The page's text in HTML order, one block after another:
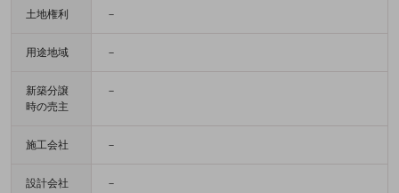
土地権利 －
用途地域 －
新築分譲
時の売主
－
施工会社 －
設計会社 －